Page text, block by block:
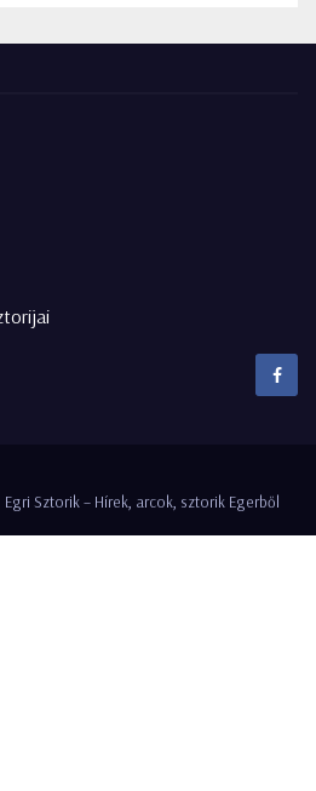
Egri Sztorik – Hírek, arcok, sztorik Egerből